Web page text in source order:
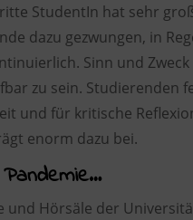
StudentIn hat sehr
dazu gezwungen, in
Sinn und
zu sein. Studierenden
und für kritische
enorm dazu bei.
und Hörsäle der